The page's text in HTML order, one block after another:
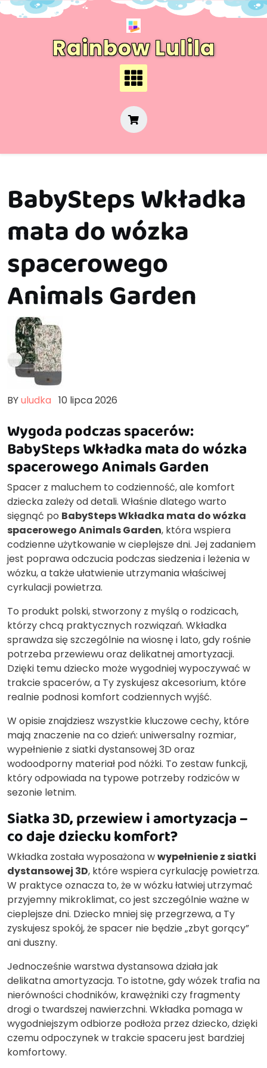
Skip
Rainbow Lulila
BabySteps Wkładka
mata do wózka
spacerowego
Animals Garden
BYuludka 10 lipca 2026
Wygoda podczas spacerów:
BabySteps Wkładka mata do wózka
spacerowego Animals Garden
Spacer z maluchem to codzienność, ale komfort
dziecka zależy od detali. Właśnie dlatego warto
sięgnąć po BabySteps Wkładka mata do wózka
spacerowego Animals Garden, która wspiera
codzienne użytkowanie w cieplejsze dni. Jej zadaniem
jest poprawa odczucia podczas siedzenia i leżenia w
wózku, a także ułatwienie utrzymania właściwej
cyrkulacji powietrza.
To produkt polski, stworzony z myślą o rodzicach,
którzy chcą praktycznych rozwiązań. Wkładka
sprawdza się szczególnie na wiosnę i lato, gdy rośnie
potrzeba przewiewu oraz delikatnej amortyzacji.
Dzięki temu dziecko może wygodniej wypoczywać w
trakcie spacerów, a Ty zyskujesz akcesorium, które
realnie podnosi komfort codziennych wyjść.
W opisie znajdziesz wszystkie kluczowe cechy, które
mają znaczenie na co dzień: uniwersalny rozmiar,
wypełnienie z siatki dystansowej 3D oraz
wodoodporny materiał pod nóżki. To zestaw funkcji,
który odpowiada na typowe potrzeby rodziców w
sezonie letnim.
Siatka 3D, przewiew i amortyzacja –
co daje dziecku komfort?
Wkładka została wyposażona wwypełnienie z siatki
dystansowej 3D, które wspiera cyrkulację powietrza.
W praktyce oznacza to, że w wózku łatwiej utrzymać
przyjemny mikroklimat, co jest szczególnie ważne w
cieplejsze dni. Dziecko mniej się przegrzewa, a Ty
zyskujesz spokój, że spacer nie będzie „zbyt gorący”
ani duszny.
Jednocześnie warstwa dystansowa działa jak
delikatna amortyzacja. To istotne, gdy wózek trafia na
nierówności chodników, krawężniki czy fragmenty
drogi o twardszej nawierzchni. Wkładka pomaga w
wygodniejszym odbiorze podłoża przez dziecko, dzięki
czemu odpoczynek w trakcie spaceru jest bardziej
komfortowy.